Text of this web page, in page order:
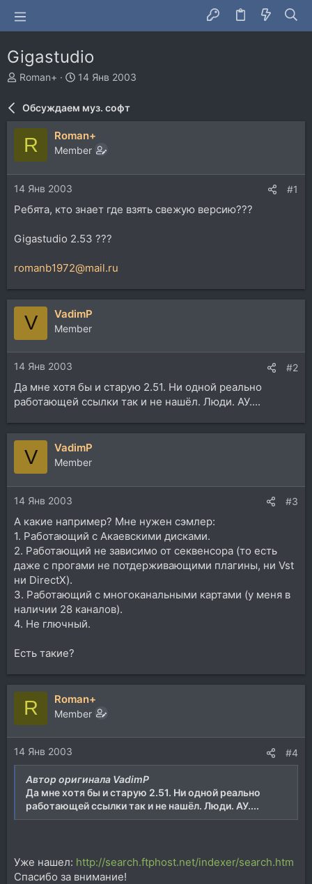
Gigastudio
А
т
р
Roman+
Д
а
ч
14 Янв 2003
Обсуждаем муз. софт
R Roman+
Member
14 Янв 2003 #1
Ребята, кто знает где взять свежую версию???
Gigastudio 2.53 ???
romanb1972@mail.ru
V VadimP
Member
14 Янв 2003 #2
Да мне хотя бы и старую 2.51. Ни одной реально
работающей ссылки так и не нашёл. Люди. АУ....
V VadimP
Member
14 Янв 2003 #3
А какие например? Мне нужен сэмлер:
1. Работающий с Акаевскими дисками.
2. Работающий не зависимо от секвенсора (то есть
даже с прогами не потдерживающими плагины, ни Vst
ни DirectX).
3. Работающий с многоканальными картами (у меня в
наличии 28 каналов).
4. Не глючный.
Есть такие?
R Roman+
Member
14 Янв 2003 #4
Автор оригинала VadimP
Да мне хотя бы и старую 2.51. Ни одной реально
работающей ссылки так и не нашёл. Люди. АУ....
Уже нашел: http://search.ftphost.net/indexer/search.htm
Спасибо за внимание!